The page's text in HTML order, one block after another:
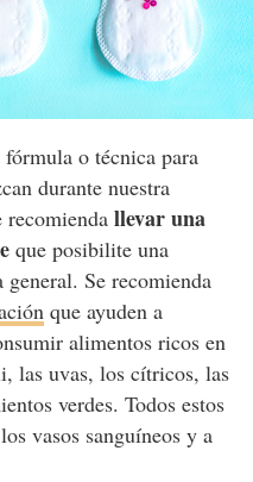
o técnica para
durante nuestra
recomienda llevar una
que posibilite una
Se recomienda
que ayuden a
alimentos ricos en
las uvas, los cítricos, las
verdes. Todos estos
vasos sanguíneos y a